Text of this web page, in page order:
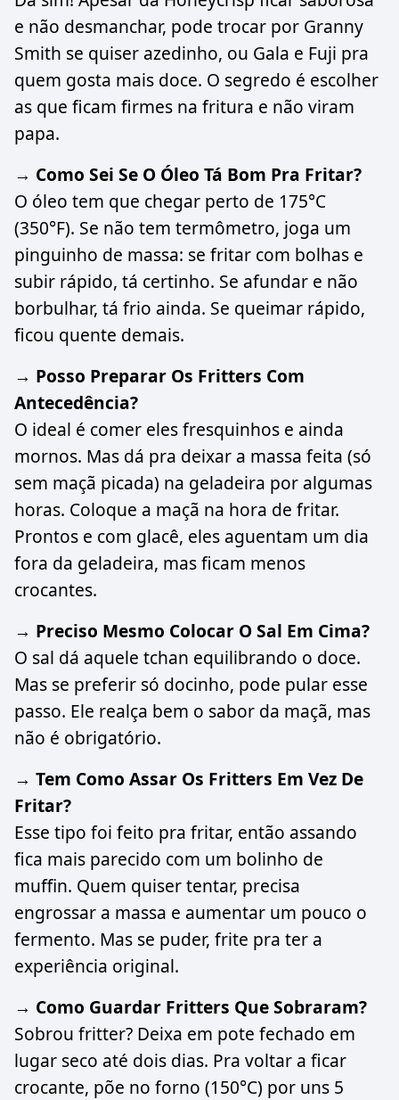
e não desmanchar, pode trocar por Granny
Smith se quiser azedinho, ou Gala e Fuji pra
quem gosta mais doce. O segredo é escolher
as que ficam firmes na fritura e não viram
papa.
→ Como Sei Se O Óleo Tá Bom Pra Fritar?
O óleo tem que chegar perto de 175°C
(350°F). Se não tem termômetro, joga um
pinguinho de massa: se fritar com bolhas e
subir rápido, tá certinho. Se afundar e não
borbulhar, tá frio ainda. Se queimar rápido,
ficou quente demais.
→ Posso Preparar Os Fritters Com
Antecedência?
O ideal é comer eles fresquinhos e ainda
mornos. Mas dá pra deixar a massa feita (só
sem maçã picada) na geladeira por algumas
horas. Coloque a maçã na hora de fritar.
Prontos e com glacê, eles aguentam um dia
fora da geladeira, mas ficam menos
crocantes.
→ Preciso Mesmo Colocar O Sal Em Cima?
O sal dá aquele tchan equilibrando o doce.
Mas se preferir só docinho, pode pular esse
passo. Ele realça bem o sabor da maçã, mas
não é obrigatório.
→ Tem Como Assar Os Fritters Em Vez De
Fritar?
Esse tipo foi feito pra fritar, então assando
fica mais parecido com um bolinho de
muffin. Quem quiser tentar, precisa
engrossar a massa e aumentar um pouco o
fermento. Mas se puder, frite pra ter a
experiência original.
→ Como Guardar Fritters Que Sobraram?
Sobrou fritter? Deixa em pote fechado em
lugar seco até dois dias. Pra voltar a ficar
crocante, põe no forno (150°C) por uns 5